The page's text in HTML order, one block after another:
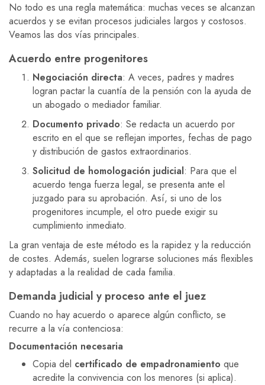
No todo es una regla matemática: muchas veces se alcanzan
acuerdos y se evitan procesos judiciales largos y costosos.
Veamos las dos vías principales.
Acuerdo entre progenitores
Negociación directa: A veces, padres y madres
logran pactar la cuantía de la pensión con la ayuda de
un abogado o mediador familiar.
Documento privado: Se redacta un acuerdo por
escrito en el que se reflejan importes, fechas de pago
y distribución de gastos extraordinarios.
Solicitud de homologación judicial: Para que el
acuerdo tenga fuerza legal, se presenta ante el
juzgado para su aprobación. Así, si uno de los
progenitores incumple, el otro puede exigir su
cumplimiento inmediato.
La gran ventaja de este método es la rapidez y la reducción
de costes. Además, suelen lograrse soluciones más flexibles
y adaptadas a la realidad de cada familia.
Demanda judicial y proceso ante el juez
Cuando no hay acuerdo o aparece algún conflicto, se
recurre a la vía contenciosa:
Documentación necesaria
Copia del certificado de empadronamiento que
acredite la convivencia con los menores (si aplica).